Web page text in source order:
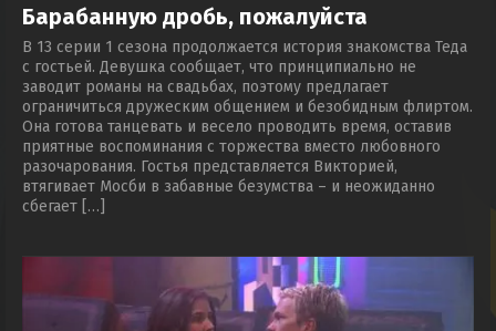
Барабанную дробь, пожалуйста
В 13 серии 1 сезона продолжается история знакомства Теда
с гостьей. Девушка сообщает, что принципиально не
заводит романы на свадьбах, поэтому предлагает
ограничиться дружеским общением и безобидным флиртом.
Она готова танцевать и весело проводить время, оставив
приятные воспоминания с торжества вместо любовного
разочарования. Гостья представляется Викторией,
втягивает Мосби в забавные безумства – и неожиданно
сбегает […]